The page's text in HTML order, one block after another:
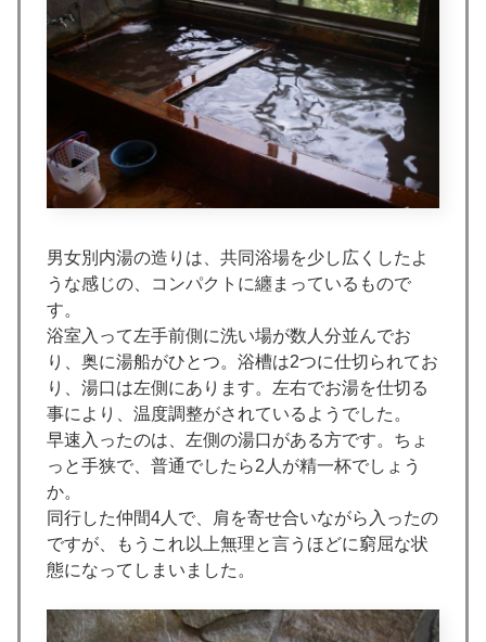
男女別内湯の造りは、共同浴場を少し広くしたよ
うな感じの、コンパクトに纏まっているもので
す。
浴室入って左手前側に洗い場が数人分並んでお
り、奥に湯船がひとつ。浴槽は2つに仕切られてお
り、湯口は左側にあります。左右でお湯を仕切る
事により、温度調整がされているようでした。
早速入ったのは、左側の湯口がある方です。ちょ
っと手狭で、普通でしたら2人が精一杯でしょう
か。
同行した仲間4人で、肩を寄せ合いながら入ったの
ですが、もうこれ以上無理と言うほどに窮屈な状
態になってしまいました。